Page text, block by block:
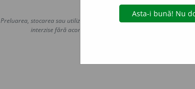
Copyright © 2004-2026
Preluarea, stocarea sau utilizarea datelor de pe acest site, inclusiv
interzise fără acordul nostru prealabil scris, cu excepția